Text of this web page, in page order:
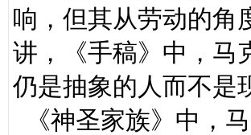
响，但其从劳动的角
讲，《手稿》中，马
仍是抽象的人而不是
《神圣家族》中，